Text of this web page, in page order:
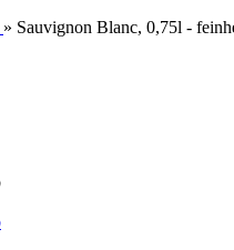
» Sauvignon Blanc, 0,75l -